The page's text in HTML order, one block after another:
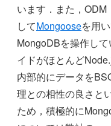
います．また，ODM
してMongooseを用
MongoDBを操作し
イドがほとんど
内部的にデータを
理との相性の良さと
ため，積極的に